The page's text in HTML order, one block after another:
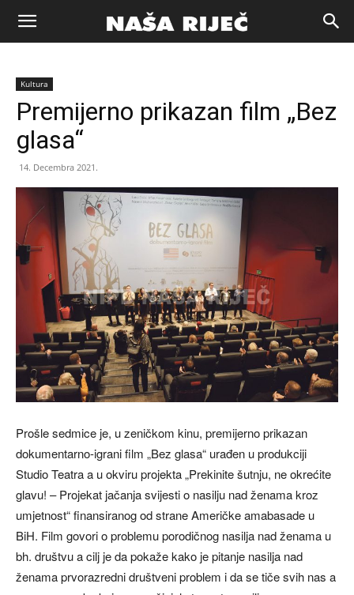
Naša
riječ
Zenica
Kultura
Premijerno prikazan film „Bez
glasa“
14. Decembra 2021.
Prošle sedmice je, u zeničkom kinu, premijerno prikazan
dokumentarno-igrani film „Bez glasa“ urađen u produkciji
Studio Teatra a u okviru projekta „Prekinite šutnju, ne okrećite
glavu! – Projekat jačanja svijesti o nasilju nad ženama kroz
umjetnost“ finansiranog od strane Američke amabasade u
BiH. Film govori o problemu porodičnog nasilja nad ženama u
bh. društvu a cilj je da pokaže kako je pitanje nasilja nad
ženama prvorazredni društveni problem i da se tiče svih nas a